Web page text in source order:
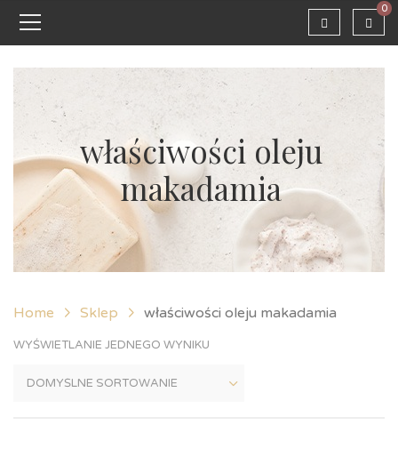
0
właściwości oleju
makadamia
Home Sklep właściwości oleju makadamia
WYŚWIETLANIE JEDNEGO WYNIKU